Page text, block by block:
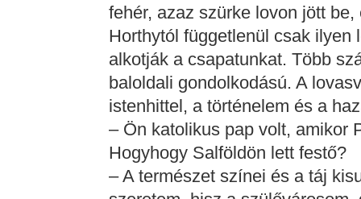
fehér, azaz szürke lovon jött
Horthytól függetlenül csak
alkotják a csapatunkat. Több
baloldali gondolkodású. A
istenhittel, a történelem és a
– Ön katolikus pap volt, amikor
Hogyhogy Salföldön lett festő?
– A természet színei és a táj